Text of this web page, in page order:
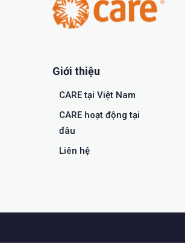
Giới thiệu
CARE tại Việt Nam
CARE hoạt động tại
đâu
Liên hệ